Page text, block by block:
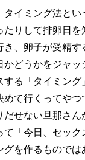
タイミング法とい
りして排卵日を
き、卵子が受精す
かどうかをジャッ
する「タイミング
めて行くってやつ
だせない旦那さん
「今日、セック
グを作るものでは